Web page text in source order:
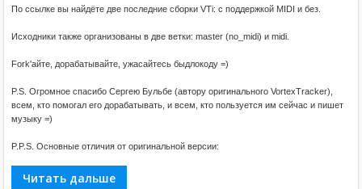
По ссылке вы найдёте две последние сборки VTi: с поддержкой MIDI и без.
Исходники также организованы в две ветки: master (no_midi) и midi.
Fork'айте, дорабатывайте, ужасайтесь быдлокоду =)
P.S. Огромное спасибо Сергею Бульбе (автору оригинального VortexTracker),
всем, кто помогал его дорабатывать, и всем, кто пользуется им сейчас и пишет
музыку =)
P.P.S. Основные отличия от оригинальной версии:
Читать дальше